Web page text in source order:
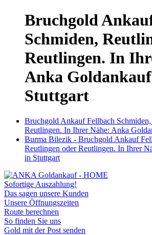
Bruchgold
Schmiden,
Reutlingen. In
Anka
Stuttgart
Bruchgold Ankauf Fellbach
Reutlingen. In Ihrer Nähe: Anka
Burma Bilezik - Bruchgold Ankauf
Reutlingen oder Reutlingen. In Ihrer
in Stuttgart
Sofortige Auszahlung!
Das sagen unsere Kunden
Unsere Öffnungszeiten
Route berechnen
So finden Sie uns
Gold mit der Post senden